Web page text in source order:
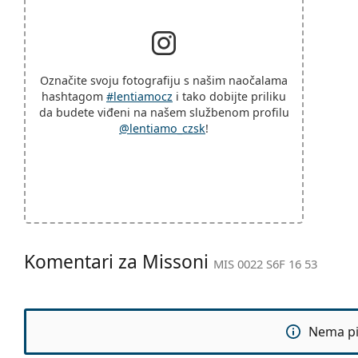
Označite svoju fotografiju s našim naočalama
hashtagom #lentiamocz i tako dobijte priliku
da budete viđeni na našem službenom profilu
@lentiamo_czsk!
Komentari za Missoni MIS 0022 S6F 16 53
Nema